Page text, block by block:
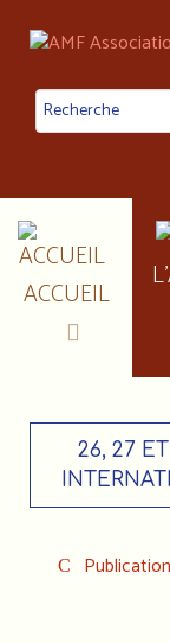
ACCUEIL
26, 27